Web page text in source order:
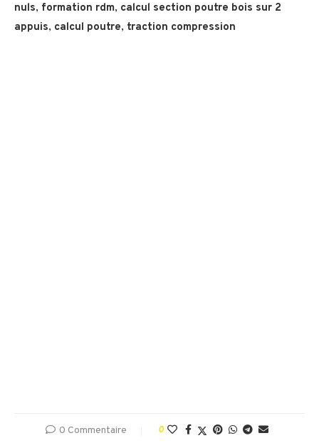
nuls, formation rdm, calcul section poutre bois sur 2
appuis, calcul poutre, traction compression
0 Commentaire 0